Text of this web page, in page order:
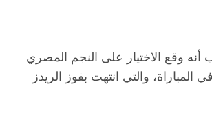
وقع الاختيار على النجم المصري
والتي انتهت بفوز الريدز